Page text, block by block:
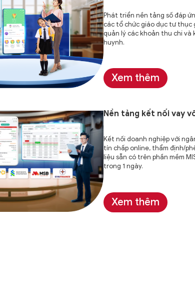
Phát triển nền tảng số đáp
các tổ chức giáo dục tư thục
quản lý các khoản thu chi
huynh.
Xem thêm
Nền tảng kết nối vay
Kết nối doanh nghiệp với
tín chấp online, thẩm định/
liệu sẵn có trên phần mềm
trong 1 ngày.
Xem thêm